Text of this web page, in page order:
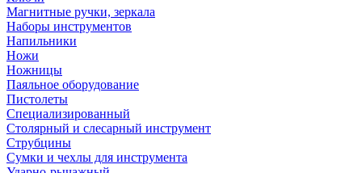
Магнитные ручки, зеркала
Наборы инструментов
Напильники
Ножи
Ножницы
Паяльное оборудование
Пистолеты
Специализированный
Столярный и слесарный инструмент
Струбцины
Сумки и чехлы для инструмента